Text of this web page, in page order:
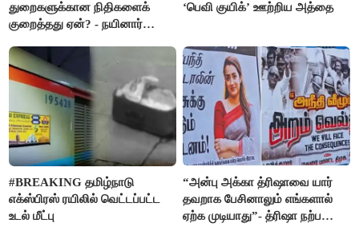
துறைகளுக்கான நிதிகளைக்
குறைத்தது ஏன்? - நயினார்
‘பெவி குயிக்’ ஊற்றிய அத்தை
#BREAKING தமிழ்நாடு
எக்ஸ்பிரஸ் ரயிலில் வெட்டப்பட்ட
உடல் மீட்பு
“அன்பு அக்கா த்ரிஷாவை யார்
தவறாக பேசினாலும் எங்களால்
ஏற்க முடியாது”- த்ரிஷா நற்பணி